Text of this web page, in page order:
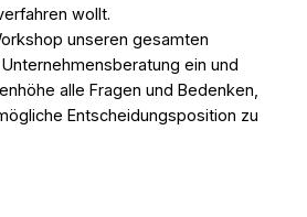
wollt.
unseren gesamten
ein und
alle Fragen und Bedenken,
Entscheidungsposition zu